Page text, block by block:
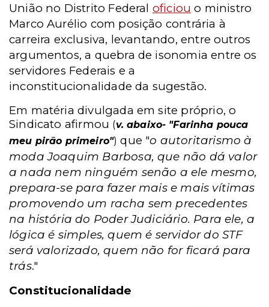
União no Distrito Federal oficiou o ministro
Marco Aurélio com posição contrária à
carreira exclusiva, levantando, entre outros
argumentos, a quebra de isonomia entre os
servidores Federais e a
inconstitucionalidade da sugestão.
Em matéria divulgada em site próprio, o
Sindicato afirmou (v. abaixo- "Farinha pouca
meu pirão primeiro") que "o autoritarismo à
moda Joaquim Barbosa, que não dá valor
a nada nem ninguém senão a ele mesmo,
prepara-se para fazer mais e mais vítimas
promovendo um racha sem precedentes
na história do Poder Judiciário. Para ele, a
lógica é simples, quem é servidor do STF
será valorizado, quem não for ficará para
trás."
Constitucionalidade